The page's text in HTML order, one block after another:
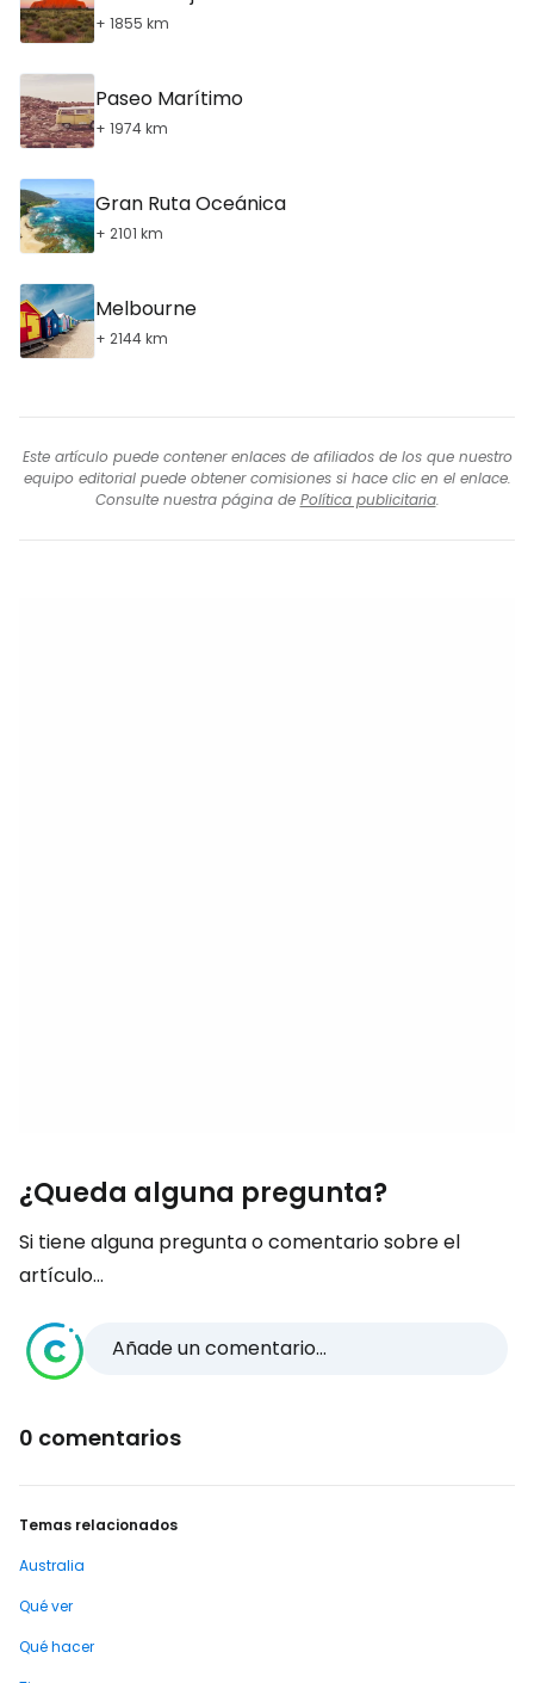
+ 1855 km
Paseo Marítimo
+ 1974 km
Gran Ruta Oceánica
+ 2101 km
Melbourne
+ 2144 km
Este artículo puede contener enlaces de afiliados de los que nuestro
equipo editorial puede obtener comisiones si hace clic en el enlace.
Consulte nuestra página de Política publicitaria.
¿Queda alguna pregunta?
Si tiene alguna pregunta o comentario sobre el
artículo...
Añade un comentario...
0 comentarios
Temas relacionados
Australia
Qué ver
Qué hacer